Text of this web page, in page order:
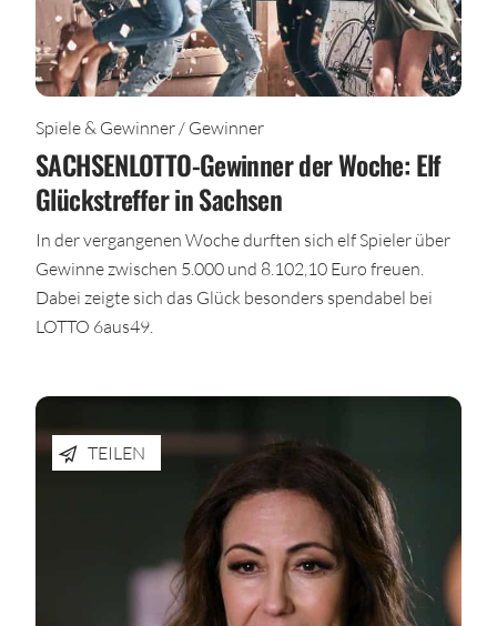
Spiele & Gewinner / Gewinner
SACHSENLOTTO-Gewinner der Woche: Elf
Glückstreffer in Sachsen
In der vergangenen Woche durften sich elf Spieler über
Gewinne zwischen 5.000 und 8.102,10 Euro freuen.
Dabei zeigte sich das Glück besonders spendabel bei
LOTTO 6aus49.
TEILEN